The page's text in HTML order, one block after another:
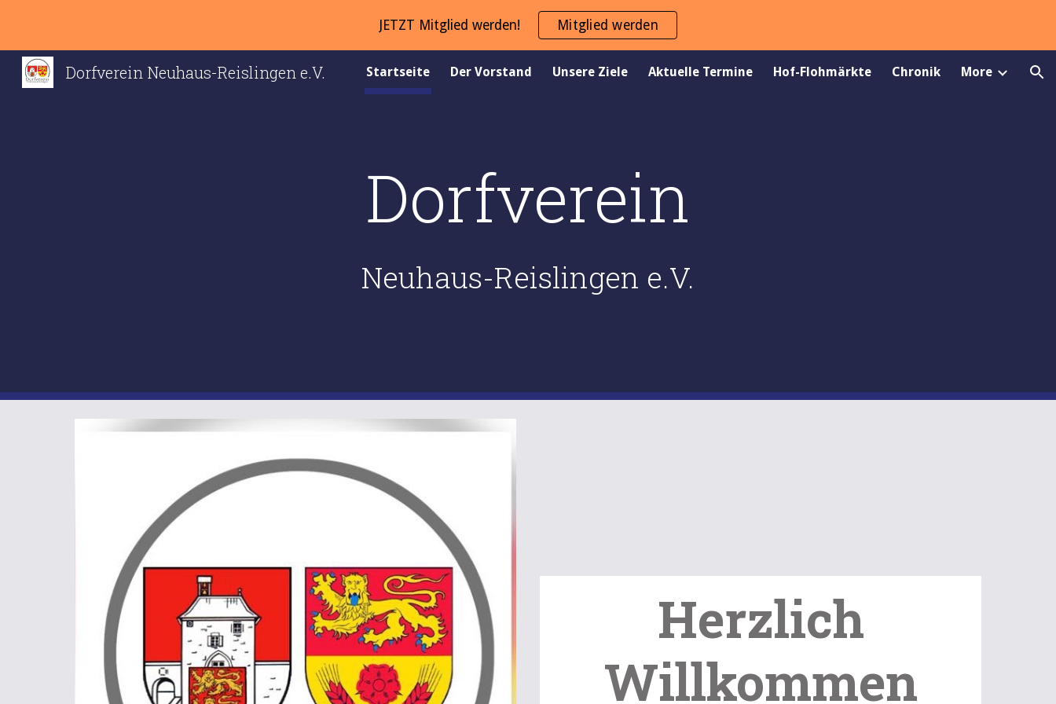
Skip to main content Skip to navigation
JETZT Mitglied werden! Mitglied werden
Dorfverein Neuhaus-Reislingen e.V. Startseite Der Vorstand Unsere Ziele Aktuelle Termine Hof-Flohmärkte Chronik More
Dorfverein
Neuhaus-Reislingen e.V.
Herzlich
Willkommen